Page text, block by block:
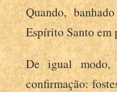
Quando,
Espírito Santo em
De igual modo,
confirmação: